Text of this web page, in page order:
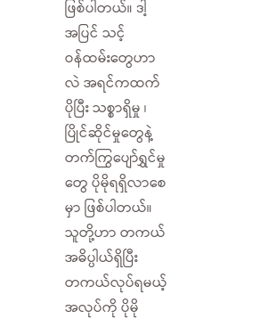
ဖြစ်ပါတယ်။ ဒါ့
အပြင် သင့်
ဝန်ထမ်းတွေဟာ
လဲ အရင်ကထက်
ပိုပြီး သစ္စာရှိမှု ၊
ပြိုင်ဆိုင်မှုတွေနဲ့
တက်ကြွပျော်ရွှင်မှု
တွေ ပိုမိုရရှိလာစေ
မှာ ဖြစ်ပါတယ်။
သူတို့ဟာ တကယ်
အဓိပ္ပါယ်ရှိပြီး
တကယ်လုပ်ရမယ့်
အလုပ်ကို ပိုမို